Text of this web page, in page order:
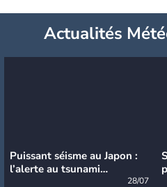
Actualités
Puissant séisme au Japon :
l’alerte au tsunami
28/07